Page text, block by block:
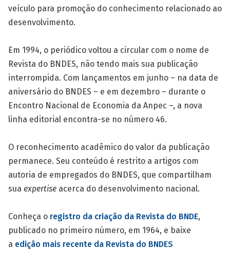
veículo para promoção do conhecimento relacionado ao
desenvolvimento.
Em 1994, o periódico voltou a circular com o nome de
Revista do BNDES, não tendo mais sua publicação
interrompida. Com lançamentos em junho – na data de
aniversário do BNDES – e em dezembro – durante o
Encontro Nacional de Economia da Anpec –, a nova
linha editorial encontra-se no número 46.
O reconhecimento acadêmico do valor da publicação
permanece. Seu conteúdo é restrito a artigos com
autoria de empregados do BNDES, que compartilham
sua expertise acerca do desenvolvimento nacional.
Conheça o registro da criação da Revista do BNDE,
publicado no primeiro número, em 1964, e baixe
a edição mais recente da Revista do BNDES